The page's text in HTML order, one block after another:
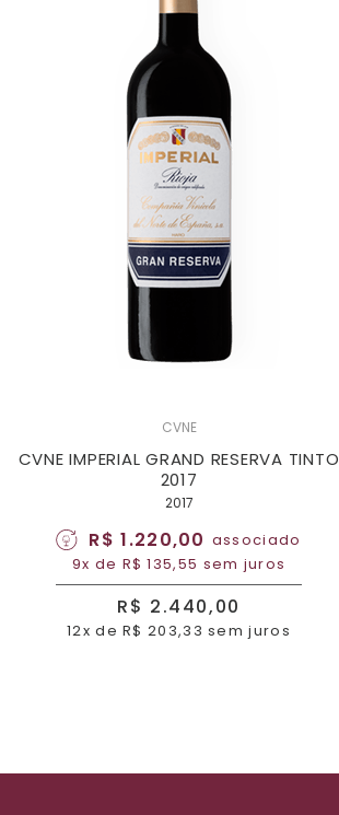
CVNE
CVNE IMPERIAL GRAND RESERVA TINTO
2017
2017
R$ 1.220,00 associado
9x de R$ 135,55 sem juros
R$ 2.440,00
12x de R$ 203,33 sem juros